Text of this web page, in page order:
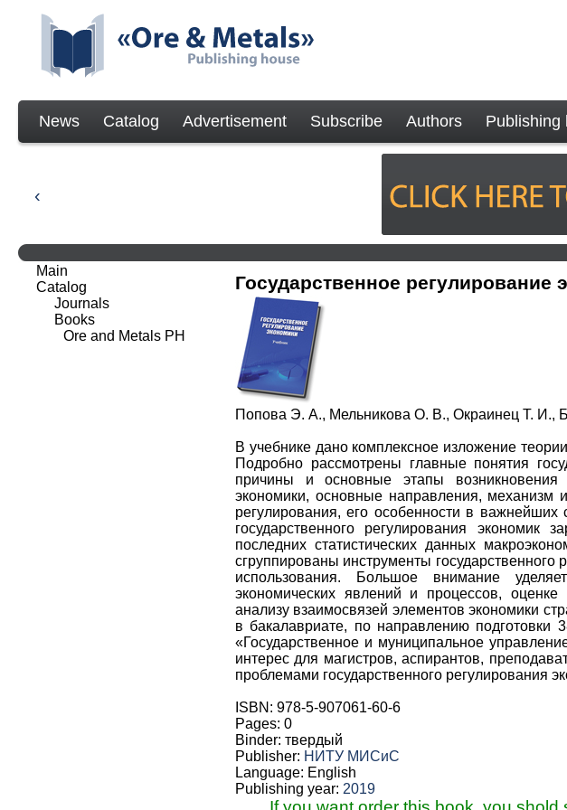
News Catalog Advertisement Subscribe Authors Publishing
Государственное регулирование
Попова Э. А., Мельникова О. В., Окраинец Т. И.,
В учебнике дано комплексное изложение
Подробно рассмотрены главные понятия
причины и основные этапы возникновения
экономики, основные направления, механизм
регулирования, его особенности в
государственного регулирования экономик
последних статистических данных
сгруппированы инструменты
использования. Большое внимание
экономических явлений и процессов, оценке
анализу взаимосвязей элементов экономики
в бакалавриате, по направлению
«Государственное и муниципальное
интерес для магистров, аспирантов,
проблемами государственного регулирования
ISBN: 978-5-907061-60-6
Pages: 0
Binder: твердый
Publisher: НИТУ МИСиС
Language: English
Publishing year: 2019
Main
Catalog
Journals
Books
Ore and Metals PH